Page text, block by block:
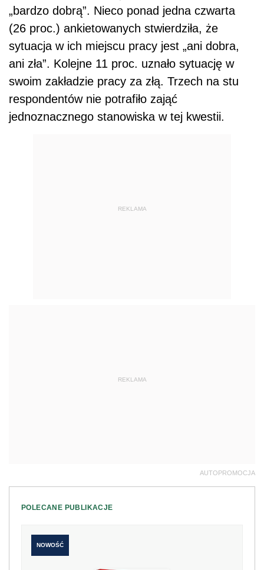
„bardzo dobrą”. Nieco ponad jedna czwarta
(26 proc.) ankietowanych stwierdziła, że
sytuacja w ich miejscu pracy jest „ani dobra,
ani zła”. Kolejne 11 proc. uznało sytuację w
swoim zakładzie pracy za złą. Trzech na stu
respondentów nie potrafiło zająć
jednoznacznego stanowiska w tej kwestii.
REKLAMA
REKLAMA
AUTOPROMOCJA
POLECANE PUBLIKACJE
NOWOŚĆ